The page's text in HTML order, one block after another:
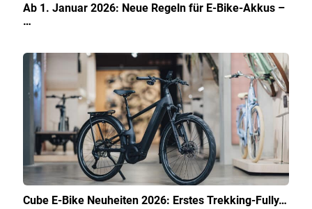
Ab 1. Januar 2026: Neue Regeln für E-Bike-Akkus –
…
Cube E-Bike Neuheiten 2026: Erstes Trekking-Fully…